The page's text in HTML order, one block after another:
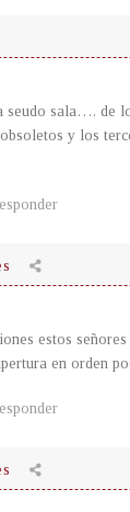
seudo sala…. de
y los
estos
en orden